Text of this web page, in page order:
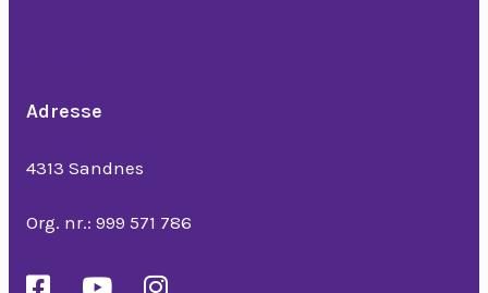
Adresse
4313 Sandnes
Org. nr.: 999 571 786